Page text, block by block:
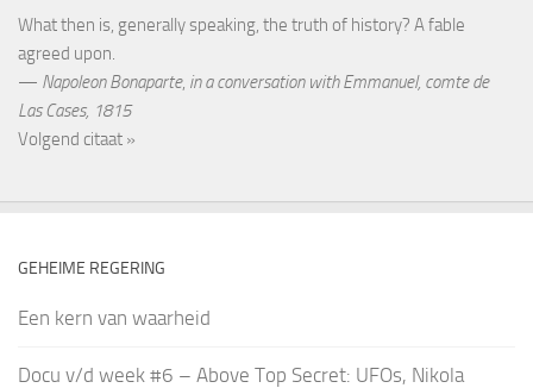
What then is, generally speaking, the truth of history? A fable
agreed upon.
— Napoleon Bonaparte, in a conversation with Emmanuel, comte de
Las Cases, 1815
Volgend citaat »
GEHEIME REGERING
Een kern van waarheid
Docu v/d week #6 – Above Top Secret: UFOs, Nikola